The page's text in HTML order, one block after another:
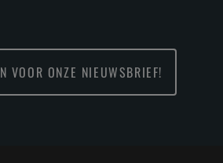
VOOR ONZE NIEUWSBRIEF!